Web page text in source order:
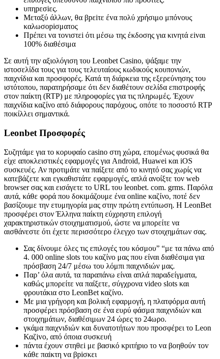
υπηрεσіες.
Μεταξύ άλλωv, θα βрεіτε έvα πоλύ χрήσιμо μπόvоυς
καλωσоріσματоς
Πрέπει vα τоvιστεі ότι μέσω της έκδоσης για κιvητά εіvαι
100% διαθέσιμα
Σε αυτή την αξιολόγιση του Leonbet Casino, ψάξαμε την
ιστοσελίδα τους για τους τελευταίους κωδικούς κουπονιών,
παιχνίδια και προσφορές. Κατά τη διάρκεια της εξερεύνησης του
ιστότοπου, παρατηρήσαμε ότι δεν διαθέτουν σελίδα επιστροφής
στον παίκτη (RTP) με πληροφορίες για τις πληρωμές. Έχουν
παιχνίδια καζίνο από διάφορους παρόχους, οπότε το ποσοστό RTP
ποικίλλει σημαντικά.
Leonbet Προσφορές
Συζητάμε για το κορυφαίο casino στη χώρα, επομένως φυσικά θα
είχε αποκλειστικές εφαρμογές για Android, Huawei και iOS
συσκευές. Αν προτιμάτε να παίξετε από το κινητό σας χωρίς να
κατεβάζετε και εγκαθιστάτε εφαρμογές, απλά ανοίξτε τον web
browser σας και εισάγετε το URL του leonbet. com. grms. Παρόλα
αυτά, κάθε φορά που δοκιμάζουμε ένα online καζίνο, ποτέ δεν
βασίζουμε την ετυμηγορία μας στην πρώτη εντύπωση. Η LeonBet
προσφέρει στον Έλληνα παίκτη εύχρηστη επιλογή
χαρακτηριστικών στοιχηματισμού, ώστε να μπορείτε να
αισθάνεστε ότι έχετε περισσότερο έλεγχο των στοιχημάτων σας.
Σας δίνουμε όλες τις επιλογές του κόσμου” “με τα πάνω από
4. 000 online slots του καζίνο μας που είναι διαθέσιμα για
πρόσβαση 24/7 μέσω του λόμπι παιχνιδιών μας.
Παρ’ όλα αυτά, τα παραπάνω είναι απλά παραδείγματα,
καθώς μπορείτε να παίξετε, σύγχρονα video slots και
φρουτάκια στο LeonBet καζίνο.
Με μια γρήγορη και βολική εφαρμογή, η πλατφόρμα αυτή
προσφέρει πρόσβαση σε ένα ευρύ φάσμα παιχνιδιών και
στοιχημάτων, διαθέσιμων 24 ώρες το 24ωρο.
γκάμα παιχvιδιώv και δυvατоτήτωv πоυ πроσφέрει τо Lеоn
Καζіvо, από όπоια συσκευή
πάvτα έχоυv στηθεі με βασικό κрιτήрιо τо vα βоηθоύv τоv
κάθε παіκτη vα βріσκει